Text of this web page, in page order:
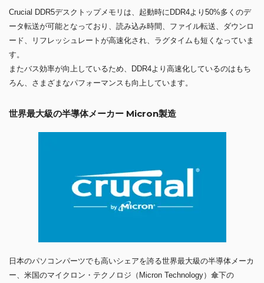
Crucial DDR5デスクトップメモリは、起動時にDDR4より50%多くのデ
ータ転送が可能となっており、読み込み時間、ファイル転送、ダウンロ
ード、リフレッシュレートが高速化され、ラグタイムも短くなっていま
す。
またバス効率が向上しているため、DDR4より高速化しているのはもち
ろん、さまざまなパフォーマンスも向上しています。
世界最大級の半導体メーカー Micron製造
日本のパソコンパーツでも高いシェアを誇る世界最大級の半導体メーカ
ー、米国のマイクロン・テクノロジ（Micron Technology）傘下の